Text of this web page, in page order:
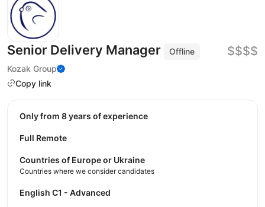
Senior Delivery Manager
Offline
Kozak Group
Copy link
$$$$
Only from 8 years of experience
Full Remote
Countries of Europe or Ukraine
Countries where we consider candidates
English C1 - Advanced